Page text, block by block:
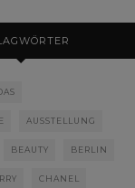
AUSSTELLUNG
BEAUTY BERLIN
CHANEL